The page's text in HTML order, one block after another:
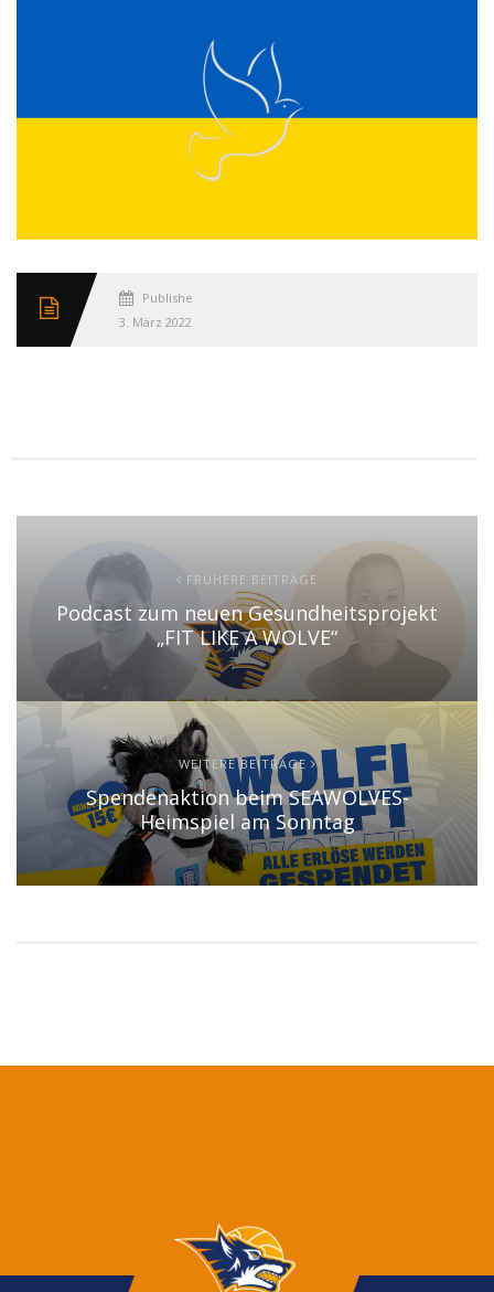
Published
3. März 2022
FRÜHERE BEITRÄGE
Podcast zum neuen Gesundheitsprojekt
„FIT LIKE A WOLVE“
WEITERE BEITRÄGE
Spendenaktion beim SEAWOLVES-
Heimspiel am Sonntag